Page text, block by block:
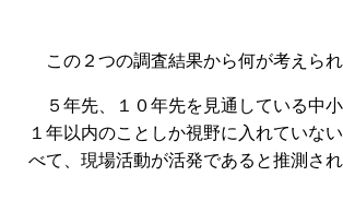
この２つの調査結果から何が考えら
５年先、１０年先を見通している中
１年以内のことしか視野に入れていな
べて、現場活動が活発であると推測され